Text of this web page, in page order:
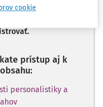
obsahu
prístup aj k
personalistiky a
cookie